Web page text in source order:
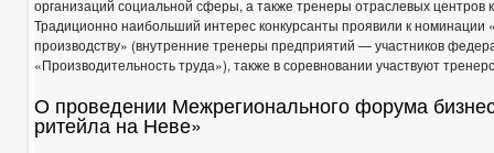
КАДРОВЫЙ РЕЗЕРВ
КОНТАКТНАЯ ИНФОРМАЦИЯ
ИНФОРМАЦИЯ О КОНКУРСАХ НА ЗАМЕЩЕНИЕ ВАКАНТНЫХ
КВАЛИФИКАЦИОННЫЕ ТРЕБОВАНИЯ
НОРМАТИВНО-
ПОДВЕДОМСТВЕННЫЕ ОРГАНИЗАЦИИ
ПРЕДПРИНИМАТЕЛЬСТВО
организаций социальной сферы, а также тренеры отраслевых центров
Традиционно наибольший интерес конкурсанты проявили к номинации
производству» (внутренние тренеры предприятий — участников
«Производительность труда»), также в соревновании участвуют
О проведении Межрегионального форума
ритейла на Неве»